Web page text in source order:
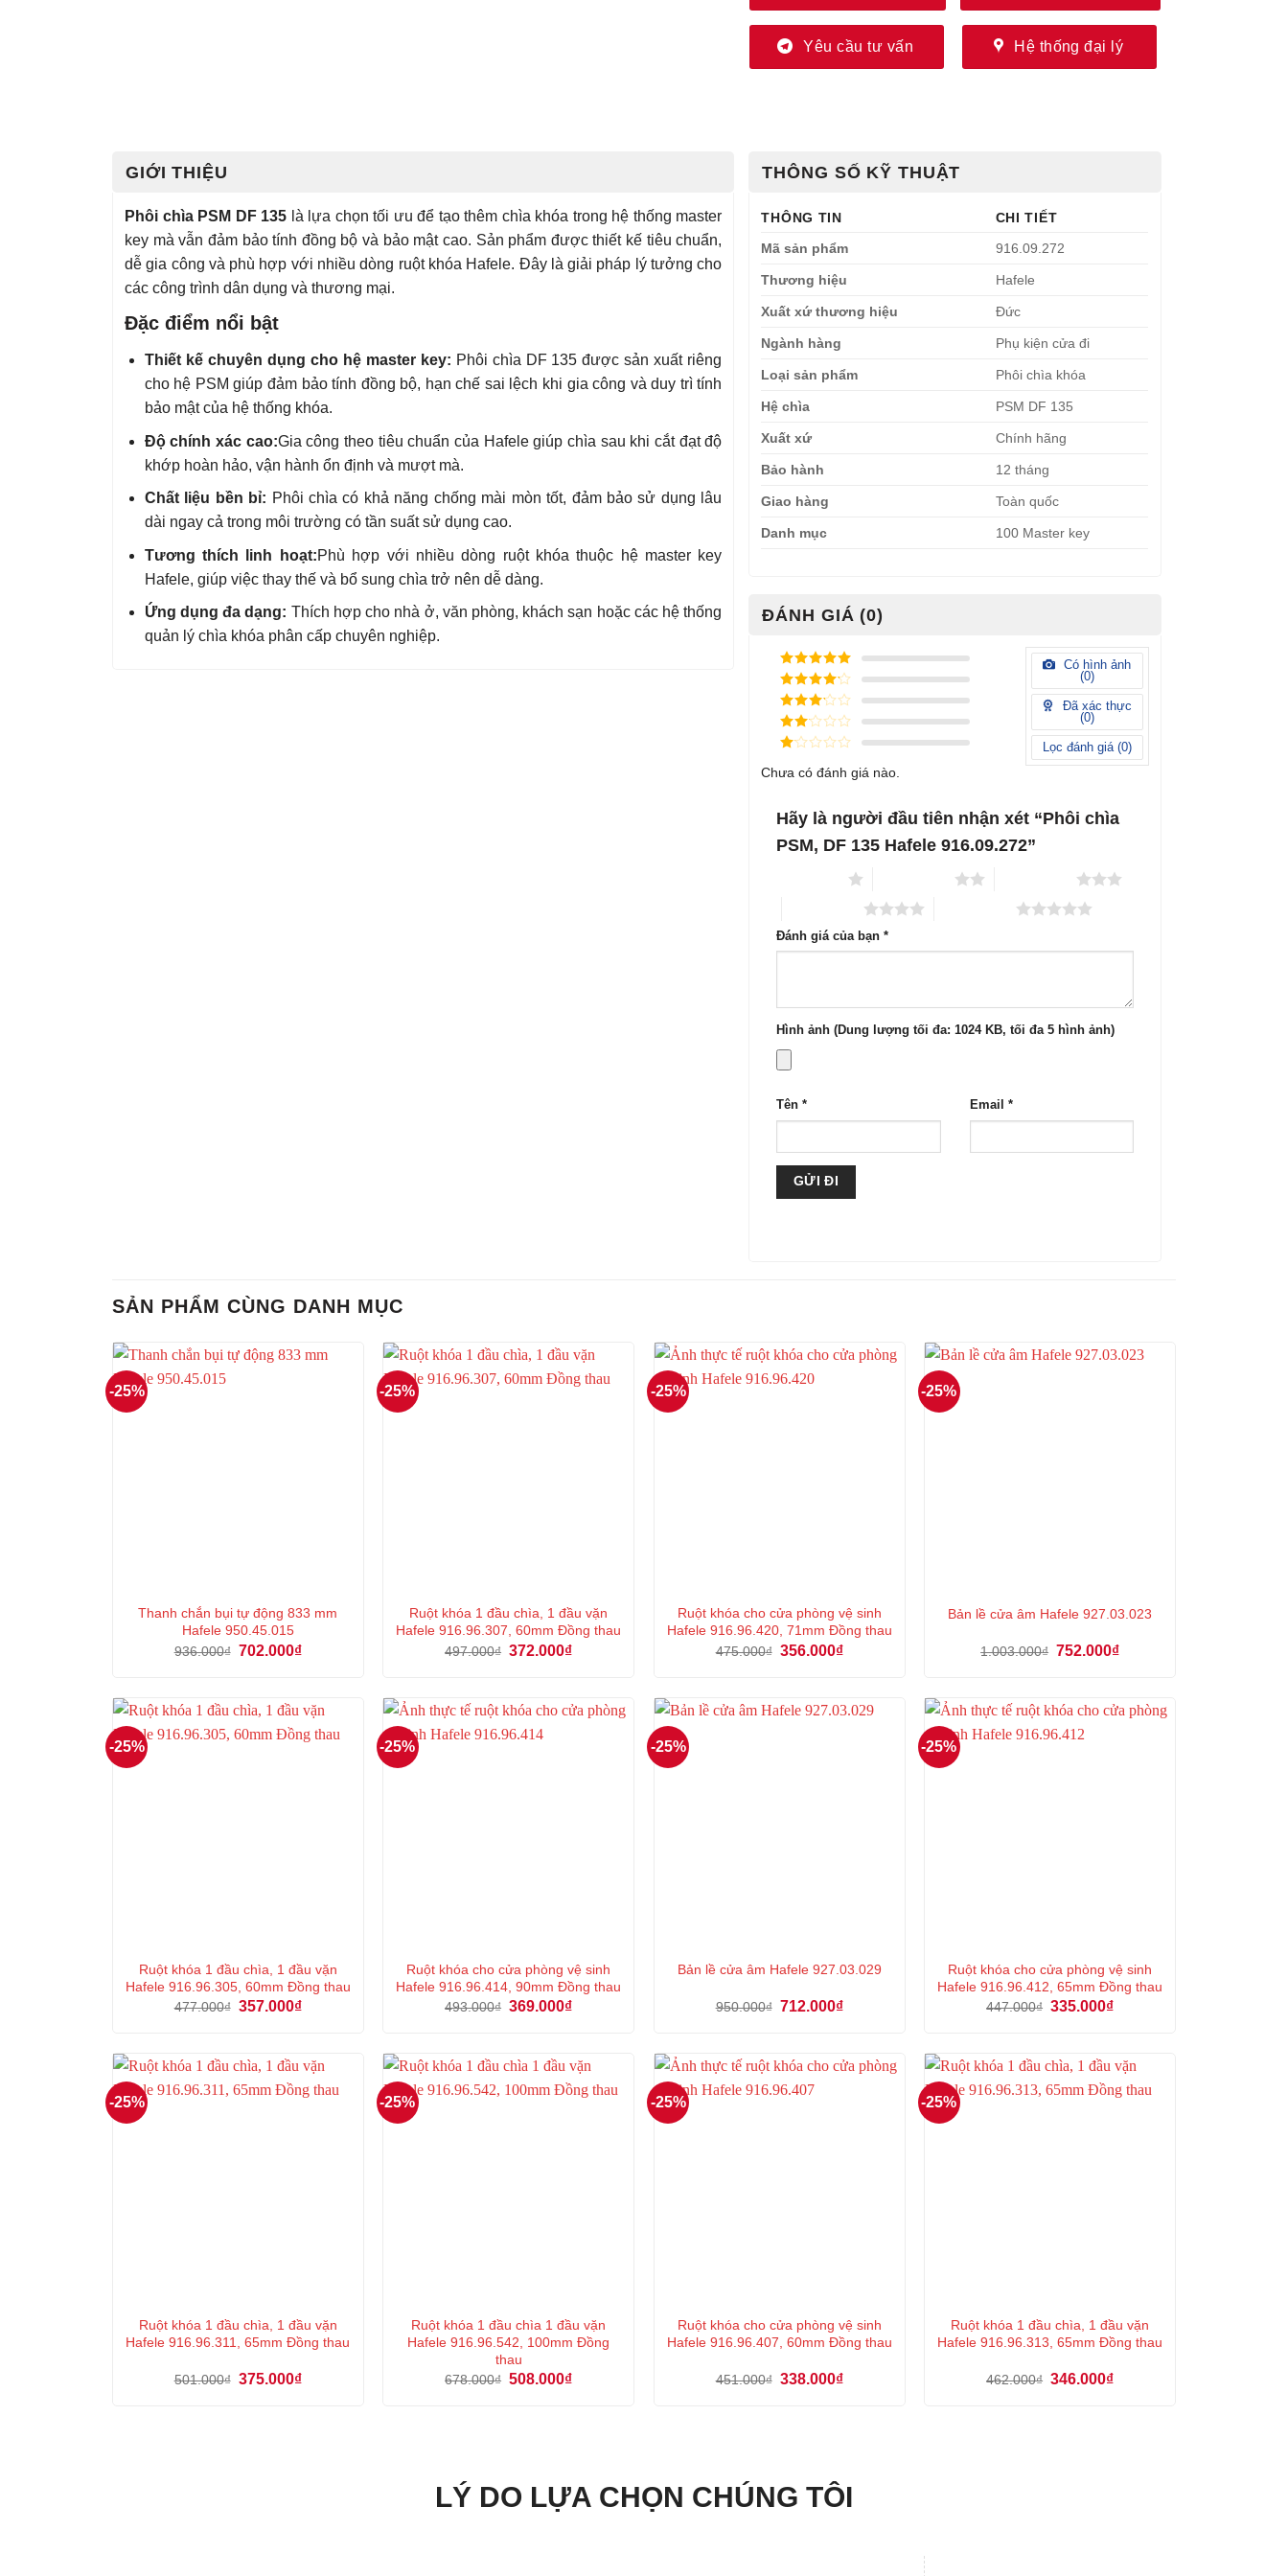
Yêu cầu tư vấn Hệ thống đại lý
GIỚI THIỆU
Phôi chìa PSM DF 135 là lựa chọn tối ưu để tạo thêm chìa khóa trong hệ thống master
key mà vẫn đảm bảo tính đồng bộ và bảo mật cao. Sản phẩm được thiết kế tiêu chuẩn,
dễ gia công và phù hợp với nhiều dòng ruột khóa Hafele. Đây là giải pháp lý tưởng cho
các công trình dân dụng và thương mại.
Đặc điểm nổi bật
Thiết kế chuyên dụng cho hệ master key: Phôi chìa DF 135 được sản xuất riêng
cho hệ PSM giúp đảm bảo tính đồng bộ, hạn chế sai lệch khi gia công và duy trì tính
bảo mật của hệ thống khóa.
Độ chính xác cao:Gia công theo tiêu chuẩn của Hafele giúp chìa sau khi cắt đạt độ
khớp hoàn hảo, vận hành ổn định và mượt mà.
Chất liệu bền bỉ: Phôi chìa có khả năng chống mài mòn tốt, đảm bảo sử dụng lâu
dài ngay cả trong môi trường có tần suất sử dụng cao.
Tương thích linh hoạt:Phù hợp với nhiều dòng ruột khóa thuộc hệ master key
Hafele, giúp việc thay thế và bổ sung chìa trở nên dễ dàng.
Ứng dụng đa dạng: Thích hợp cho nhà ở, văn phòng, khách sạn hoặc các hệ thống
quản lý chìa khóa phân cấp chuyên nghiệp.
THÔNG SỐ KỸ THUẬT
THÔNG TIN
CHI TIẾT
Mã sản phẩm
916.09.272
Thương hiệu Hafele
Xuất xứ thương hiệu Đức
Ngành hàng Phụ kiện cửa đi
Loại sản phẩm Phôi chìa khóa
Hệ chìa PSM DF 135
Xuất xứ Chính hãng
Bảo hành 12 tháng
Giao hàng Toàn quốc
Danh mục 100 Master key
ĐÁNH GIÁ (0)
Được xếp
hạng
5
5
sao
Được xếp
hạng
4
5
sao
Được
xếp
hạng3
Được
hạng
2 5
xếp
5
Có hình ảnh
(0)
Đã xác thực
(0)
Lọc đánh giá (0)
Chưa có đánh giá nào.
Hãy là người đầu tiên nhận xét “Phôi chìa
PSM, DF 135 Hafele 916.09.272”
Đánh giá của bạn*
Hình ảnh (Dung lượng tối đa: 1024 KB, tối đa 5 hình ảnh)
Tên* Email *
SẢN PHẨM CÙNG DANH MỤC
-25%
Thanh chắn bụi tự động 833 mm
Hafele 950.45.015
936.000₫ Giá
702.000₫Giá
702.000₫.
-25%
Ruột khóa 1 đầu chìa, 1 đầu vặn
Hafele 916.96.307, 60mm Đồng thau
497.000₫ Giá
372.000₫Giá
372.000₫.
-25%
Ruột khóa cho cửa phòng vệ sinh
Hafele 916.96.420, 71mm Đồng thau
475.000₫ Giá
356.000₫Giá
356.000₫.
-25%
Bản lề cửa âm Hafele 927.03.023
1.003.000₫ Giá
752.000₫Giá
752.000₫.
-25%
Ruột khóa 1 đầu chìa, 1 đầu vặn
Hafele 916.96.305, 60mm Đồng thau
477.000₫ Giá
357.000₫Giá
357.000₫.
-25%
Ruột khóa cho cửa phòng vệ sinh
Hafele 916.96.414, 90mm Đồng thau
493.000₫ Giá
369.000₫Giá
369.000₫.
-25%
Bản lề cửa âm Hafele 927.03.029
950.000₫ Giá
712.000₫Giá
712.000₫.
-25%
Ruột khóa cho cửa phòng vệ sinh
Hafele 916.96.412, 65mm Đồng thau
447.000₫ Giá
335.000₫Giá
335.000₫.
-25%
Ruột khóa 1 đầu chìa, 1 đầu vặn
Hafele 916.96.311, 65mm Đồng thau
501.000₫ Giá
375.000₫Giá
-25%
Ruột khóa 1 đầu chìa 1 đầu vặn
Hafele 916.96.542, 100mm Đồng
thau
678.000₫ Giá
508.000₫Giá
-25%
Ruột khóa cho cửa phòng vệ sinh
Hafele 916.96.407, 60mm Đồng thau
451.000₫ Giá
338.000₫Giá
-25%
Ruột khóa 1 đầu chìa, 1 đầu vặn
Hafele 916.96.313, 65mm Đồng thau
462.000₫ Giá
346.000₫Giá
LÝ DO LỰA CHỌN CHÚNG TÔI